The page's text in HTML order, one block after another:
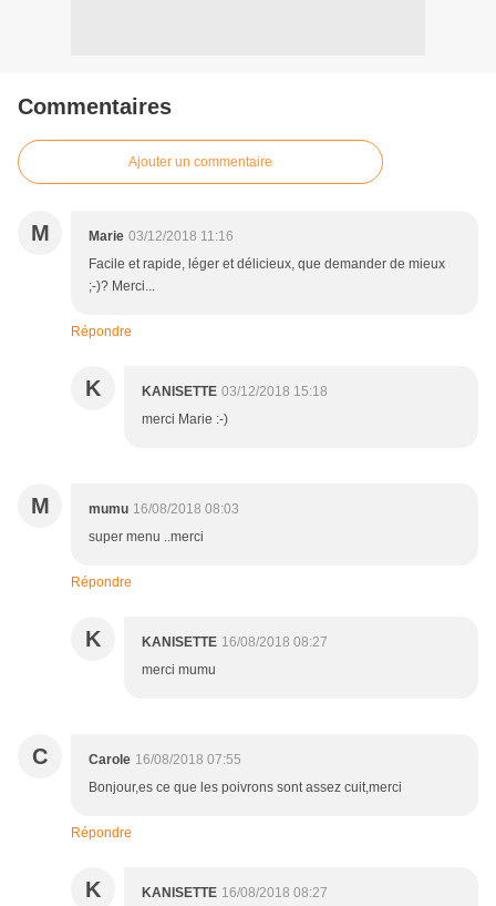
Commentaires
Ajouter un commentaire
M Marie 03/12/2018 11:16
Facile et rapide, léger et délicieux, que demander de mieux
;-)? Merci...
Répondre
K KANISETTE 03/12/2018 15:18
merci Marie :-)
M mumu 16/08/2018 08:03
super menu ..merci
Répondre
K KANISETTE 16/08/2018 08:27
merci mumu
C Carole 16/08/2018 07:55
Bonjour,es ce que les poivrons sont assez cuit,merci
Répondre
K KANISETTE 16/08/2018 08:27